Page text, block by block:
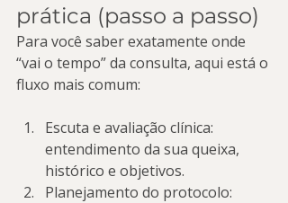
prática (passo a passo)
Para você saber exatamente onde
“vai o tempo” da consulta, aqui está o
fluxo mais comum:
Escuta e avaliação clínica:
entendimento da sua queixa,
histórico e objetivos.
Planejamento do protocolo: